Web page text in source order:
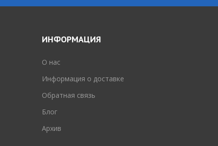
ИНФОРМАЦИЯ
O нас
Информация о доставке
Обратная связь
Блог
Архив